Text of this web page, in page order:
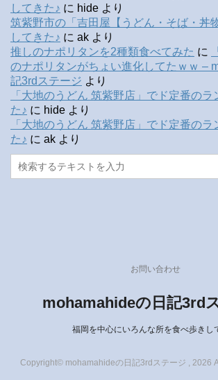
してきた♪ に hide より
筑紫野市の「吉田屋【うどん・そば・丼
してきた♪ に ak より
推しのナポリタンを2種類食べてみた に
のナポリタンがちょい進化してたｗｗ –
記3rdステージ より
「大地のうどん 筑紫野店」でド定番のラ
た♪ に hide より
「大地のうどん 筑紫野店」でド定番のラ
た♪ に ak より
お問い合わせ
mohamahideの日記3rd
福岡を中心にいろんな所を食べ歩きし
Copyright© mohamahideの日記3rdステージ , 2026